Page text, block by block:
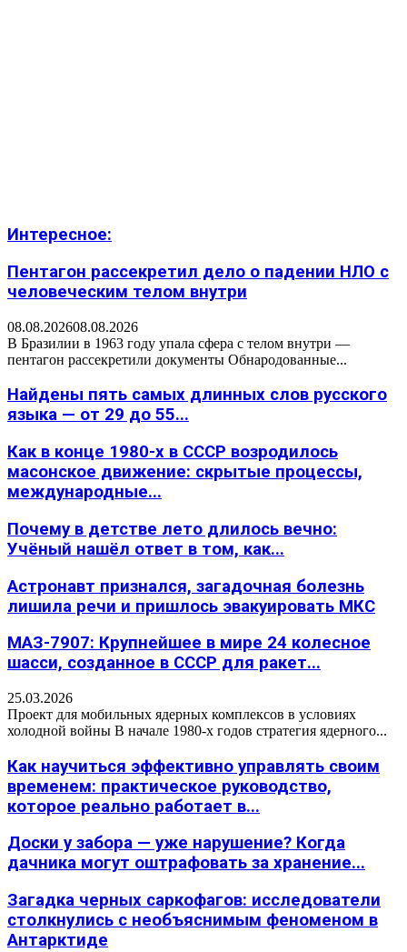
Интересное:
Пентагон рассекретил дело о падении НЛО с
человеческим телом внутри
08.08.202608.08.2026
В Бразилии в 1963 году упала сфера с телом внутри —
пентагон рассекретили документы Обнародованные...
Найдены пять самых длинных слов русского
языка — от 29 до 55...
Как в конце 1980-х в СССР возродилось
масонское движение: скрытые процессы,
международные...
Почему в детстве лето длилось вечно:
Учёный нашёл ответ в том, как...
Астронавт признался, загадочная болезнь
лишила речи и пришлось эвакуировать МКС
МАЗ-7907: Крупнейшее в мире 24 колесное
шасси, созданное в СССР для ракет...
25.03.2026
Проект для мобильных ядерных комплексов в условиях
холодной войны В начале 1980-х годов стратегия ядерного...
Как научиться эффективно управлять своим
временем: практическое руководство,
которое реально работает в...
Доски у забора — уже нарушение? Когда
дачника могут оштрафовать за хранение...
Загадка черных саркофагов: исследователи
столкнулись с необъяснимым феноменом в
Антарктиде